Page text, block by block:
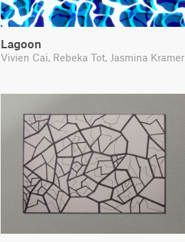
Lagoon
Vivien Cai, Rebeka Tot, Jasmina Kramer